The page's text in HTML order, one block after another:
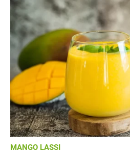
MANGO LASSI